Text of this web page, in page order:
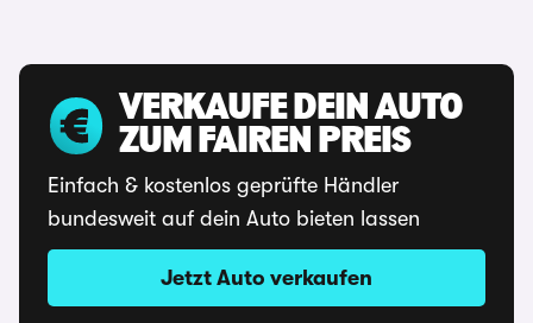
VERKAUFE DEIN AUTO
ZUM FAIREN PREIS
Einfach & kostenlos geprüfte Händler
bundesweit auf dein Auto bieten lassen
Jetzt Auto verkaufen